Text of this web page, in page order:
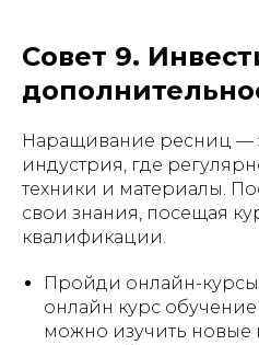
Совет 9.
Наращивание ресниц —
индустрия, где
техники и материалы.
свои знания, посещая
квалификации.
Пройди онлайн-
онлайн курс
можно изучить новые